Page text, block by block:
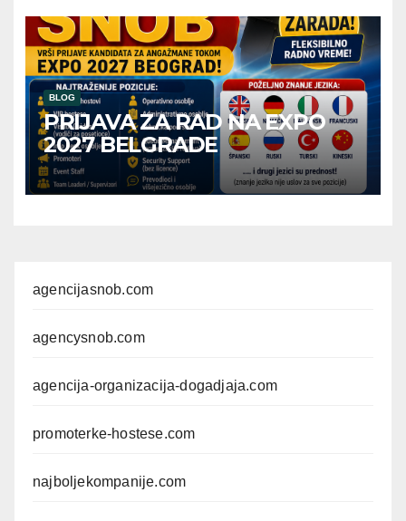
BLOG
PRIJAVA ZA RAD NA EXPO
2027 BELGRADE
agencijasnob.com
agencysnob.com
agencija-organizacija-dogadjaja.com
promoterke-hostese.com
najboljekompanije.com